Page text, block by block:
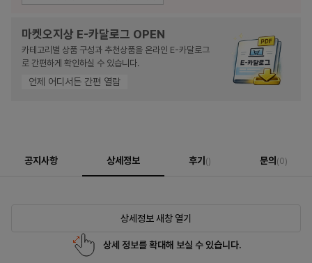
마켓오지상 E-카달로그 OPEN
카테고리별 상품 구성과 추천상품을 온라인 E-카달로그
로 간편하게 확인하실 수 있습니다.
언제 어디서든 간편 열람
공지사항 상세정보 후기 () 문의 (0)
상세정보 새창 열기
상세 정보를 확대해 보실 수 있습니다.